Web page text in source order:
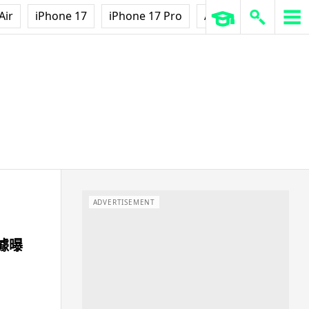
iPhone 17 iPhone 17 Pro AirPods Pro 3
曝
ADVERTISEMENT